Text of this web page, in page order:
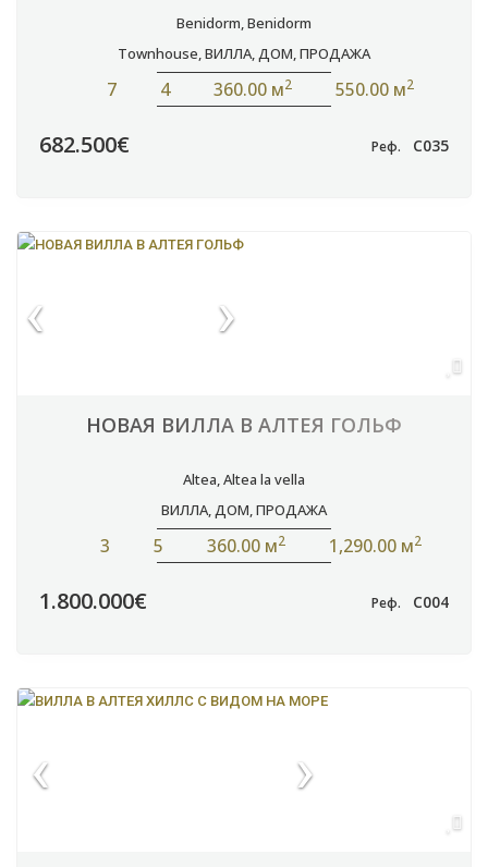
Benidorm,Benidorm
Townhouse,ВИЛЛА,ДОМ,ПРОДАЖА
7 4 360.00 м2 550.00 м2
682.500€ Реф. C035
НОВАЯ ВИЛЛА В АЛТЕЯ ГОЛЬФ
Altea,Altea la vella
ВИЛЛА,ДОМ,ПРОДАЖА
3 5 360.00 м2 1,290.00 м2
1.800.000€ Реф. C004